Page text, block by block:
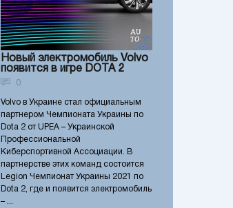
Новый электромобиль Volvo
появится в игре DOTA 2
0
Volvo в Украине стал официальным
партнером Чемпионата Украины по
Dota 2 от UPEA – Украинской
Профессиональной
Киберспортивной Ассоциации. В
партнерстве этих команд состоится
Legion Чемпионат Украины 2021 по
Dota 2, где и появится электромобиль
– ...